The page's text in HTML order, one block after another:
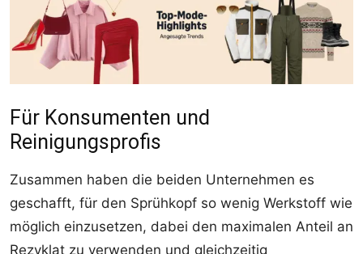
Für Konsumenten und
Reinigungsprofis
Zusammen haben die beiden Unternehmen es
geschafft, für den Sprühkopf so wenig Werkstoff wie
möglich einzusetzen, dabei den maximalen Anteil an
Rezyklat zu verwenden und gleichzeitig